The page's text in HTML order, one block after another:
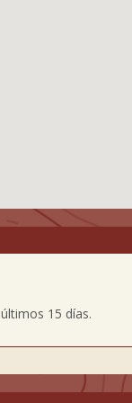
15 días.